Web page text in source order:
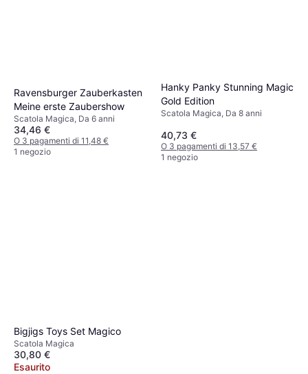
Ravensburger Zauberkasten
Meine erste Zaubershow
Scatola Magica, Da 6 anni
34,46 €
O 3 pagamenti di 11,48 €
1 negozio
Hanky Panky Stunning Magic
Gold Edition
Scatola Magica, Da 8 anni
40,73 €
O 3 pagamenti di 13,57 €
1 negozio
Bigjigs Toys Set Magico
Scatola Magica
30,80 €
Esaurito